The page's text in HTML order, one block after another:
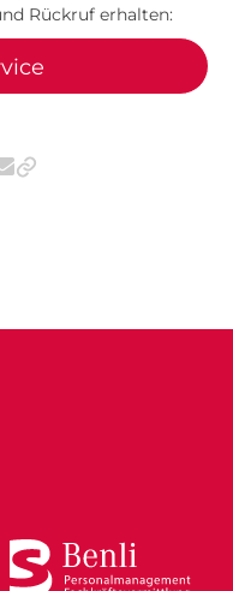
Rückruf erhalten:
/ Twitter
WhatsApp
via Xing
via LinkedIn
Teilen via E-Mail